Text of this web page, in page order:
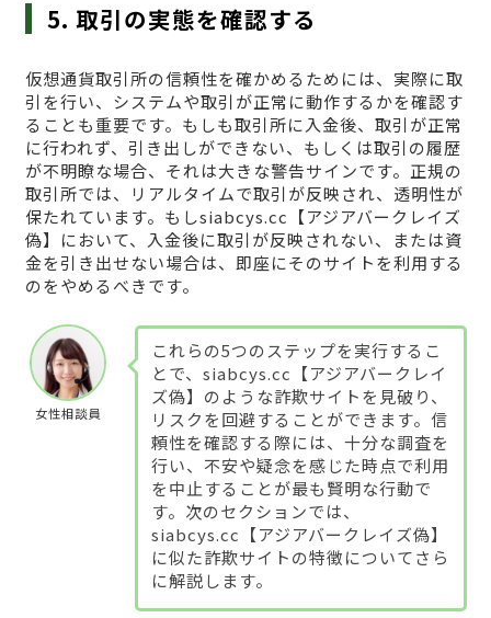
5. 取引の実態を確認する
仮想通貨取引所の信頼性を確かめるためには、実際に取
引を行い、システムや取引が正常に動作するかを確認す
ることも重要です。もしも取引所に入金後、取引が正常
に行われず、引き出しができない、もしくは取引の履歴
が不明瞭な場合、それは大きな警告サインです。正規の
取引所では、リアルタイムで取引が反映され、透明性が
保たれています。もしsiabcys.cc【アジアバークレイズ
偽】において、入金後に取引が反映されない、または資
金を引き出せない場合は、即座にそのサイトを利用する
のをやめるべきです。
女性相談員
これらの5つのステップを実行するこ
とで、siabcys.cc【アジアバークレイ
ズ偽】のような詐欺サイトを見破り、
リスクを回避することができます。信
頼性を確認する際には、十分な調査を
行い、不安や疑念を感じた時点で利用
を中止することが最も賢明な行動で
す。次のセクションでは、
siabcys.cc【アジアバークレイズ偽】
に似た詐欺サイトの特徴についてさら
に解説します。